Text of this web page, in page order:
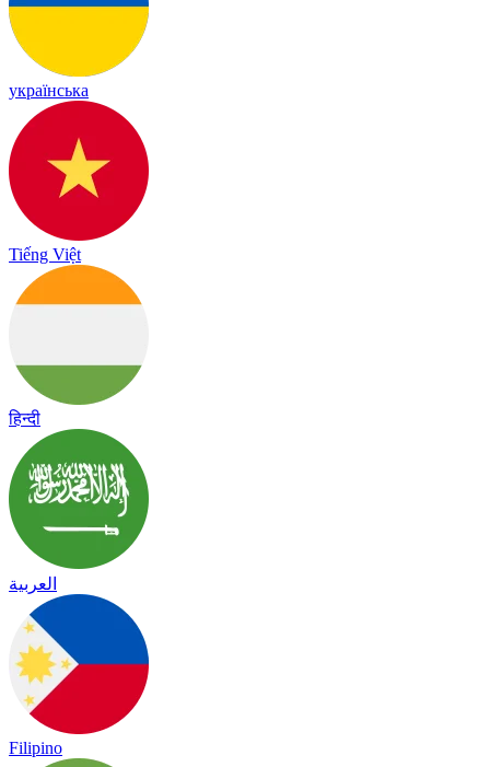
українська
Tiếng Việt
हिन्दी
العربية
Filipino